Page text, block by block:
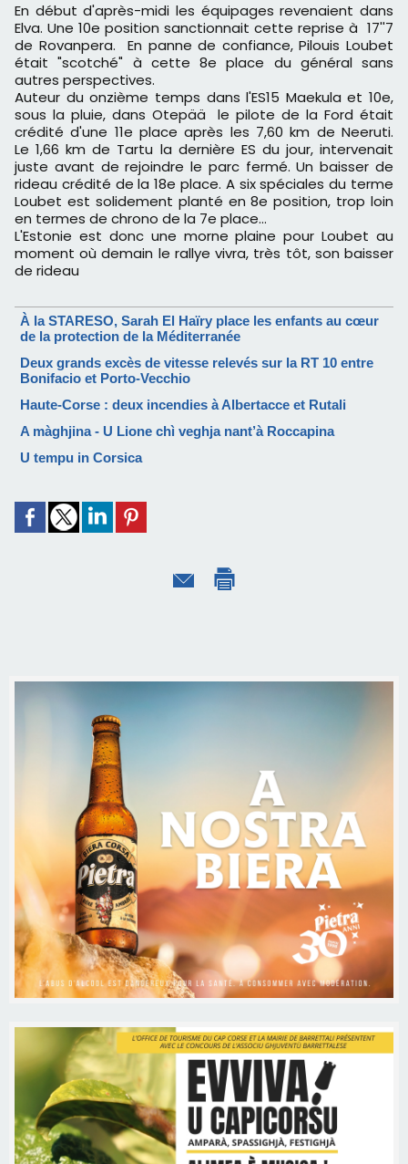
En début d'après-midi les équipages revenaient dans
Elva. Une 10e position sanctionnait cette reprise à 17''7
de Rovanpera. En panne de confiance, Pilouis Loubet
était "scotché" à cette 8e place du général sans
autres perspectives.
Auteur du onzième temps dans l'ES15 Maekula et 10e,
sous la pluie, dans Otepää le pilote de la Ford était
crédité d'une 11e place après les 7,60 km de Neeruti.
Le 1,66 km de Tartu la dernière ES du jour, intervenait
juste avant de rejoindre le parc fermé. Un baisser de
rideau crédité de la 18e place. A six spéciales du terme
Loubet est solidement planté en 8e position, trop loin
en termes de chrono de la 7e place...
L'Estonie est donc une morne plaine pour Loubet au
moment où demain le rallye vivra, très tôt, son baisser
de rideau
À la STARESO, Sarah El Haïry place les enfants au cœur
de la protection de la Méditerranée
Deux grands excès de vitesse relevés sur la RT 10 entre
Bonifacio et Porto-Vecchio
Haute-Corse : deux incendies à Albertacce et Rutali
A màghjina - U Lione chì veghja nant’à Roccapina
U tempu in Corsica